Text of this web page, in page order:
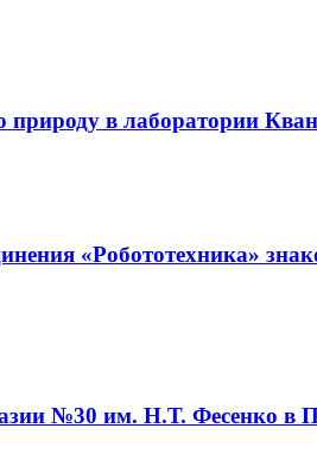
в лаборатории
«Робототехника»
№30 им. Н.Т. Фесенко в